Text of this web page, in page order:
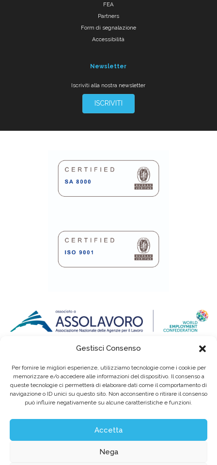
Gestisci Consenso
Per fornire le migliori esperienze, utilizziamo tecnologie come i cookie per
memorizzare e/o accedere alle informazioni del dispositivo. Il consenso a
queste tecnologie ci permetterà di elaborare dati come il comportamento di
navigazione o ID unici su questo sito. Non acconsentire o ritirare il consenso
può influire negativamente su alcune caratteristiche e funzioni.
Accetta
Nega
FEA
Partners
Form di segnalazione
Accessibilità
Newsletter
Iscriviti alla nostra newsletter
ISCRIVITI
Eurointerim S.p.A. Società Benefit / Agenzia per il Lavoro / Cap. Soc. deliberato e
Sede legale: Viale dell'Industria, 60 / 35129 Padova Tel. (+39) 049 89 34 994 / Fax (+39)
049 89 35 068 /
info@eurointerim.it
C.F. - P. IVA - Reg. Imp. di Padova n° 03304720281 REA nº302673 / Aut. Min. Lav. Prot.
n.1208 - SG del 16.12.2004